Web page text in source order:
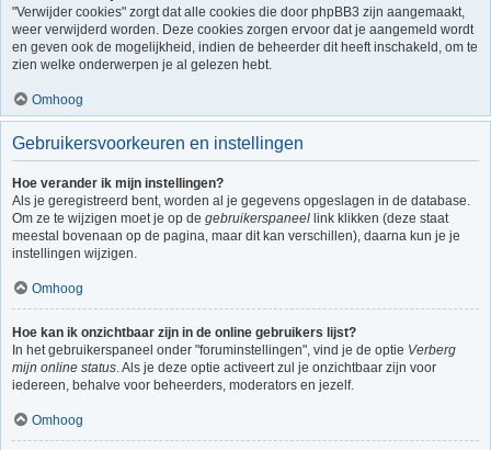
"Verwijder cookies" zorgt dat alle cookies die door phpBB3 zijn aangemaakt,
weer verwijderd worden. Deze cookies zorgen ervoor dat je aangemeld wordt
en geven ook de mogelijkheid, indien de beheerder dit heeft inschakeld, om te
zien welke onderwerpen je al gelezen hebt.
Omhoog
Gebruikersvoorkeuren en instellingen
Hoe verander ik mijn instellingen?
Als je geregistreerd bent, worden al je gegevens opgeslagen in de database.
Om ze te wijzigen moet je op de gebruikerspaneel link klikken (deze staat
meestal bovenaan op de pagina, maar dit kan verschillen), daarna kun je je
instellingen wijzigen.
Omhoog
Hoe kan ik onzichtbaar zijn in de online gebruikers lijst?
In het gebruikerspaneel onder "foruminstellingen", vind je de optie Verberg
mijn online status. Als je deze optie activeert zul je onzichtbaar zijn voor
iedereen, behalve voor beheerders, moderators en jezelf.
Omhoog